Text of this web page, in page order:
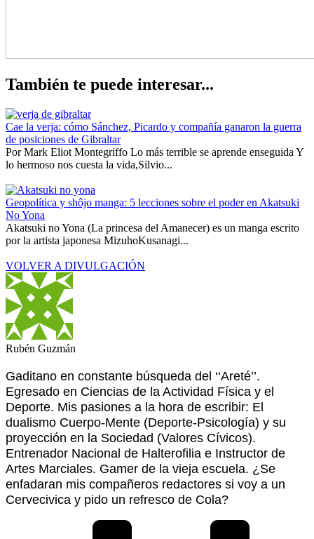
También te puede interesar...
Cae la verja: cómo Sánchez, Picardo y compañía ganaron la guerra
de posiciones de Gibraltar
Por Mark Eliot Montegriffo Lo más terrible se aprende enseguida Y
lo hermoso nos cuesta la vida,Silvio...
Geopolítica y shôjo manga: 5 lecciones sobre el poder en Akatsuki
No Yona
Akatsuki no Yona (La princesa del Amanecer) es un manga escrito
por la artista japonesa MizuhoKusanagi...
VOLVER A DIVULGACIÓN
Rubén Guzmán
Gaditano en constante búsqueda del ‘‘Areté’’.
Egresado en Ciencias de la Actividad Física y el
Deporte. Mis pasiones a la hora de escribir: El
dualismo Cuerpo-Mente (Deporte-Psicología) y su
proyección en la Sociedad (Valores Cívicos).
Entrenador Nacional de Halterofilia e Instructor de
Artes Marciales. Gamer de la vieja escuela. ¿Se
enfadaran mis compañeros redactores si voy a un
Cervecivica y pido un refresco de Cola?